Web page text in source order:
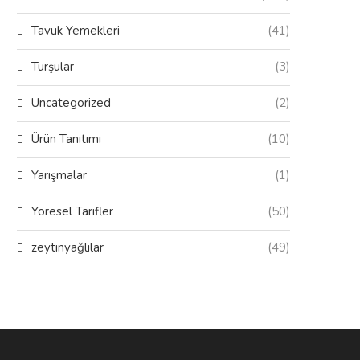
Tavuk Yemekleri (41)
Turşular (3)
Uncategorized (2)
Ürün Tanıtımı (10)
Yarışmalar (1)
Yöresel Tarifler (50)
zeytinyağlılar (49)